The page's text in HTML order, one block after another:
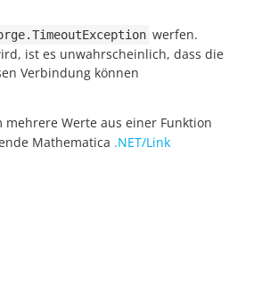
werfen.
ist es unwahrscheinlich, dass die
Verbindung können
Werte aus einer Funktion
Mathematica .NET/Link